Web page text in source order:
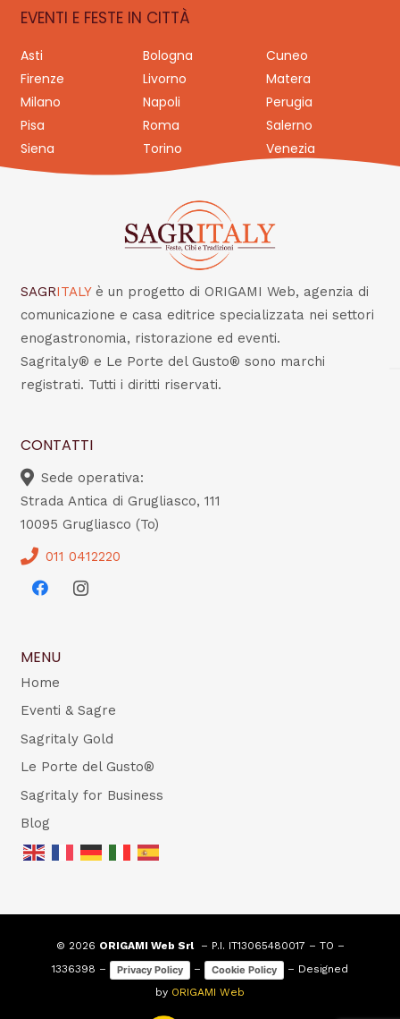
EVENTI E FESTE IN CITTÀ
Asti Bologna
Cuneo
Firenze
Livorno
Matera
Milano
Napoli
Perugia
Pisa
Roma
Salerno
Siena
Torino Venezia
SAGRITALY è un progetto di ORIGAMI Web, agenzia di
comunicazione e casa editrice specializzata nei settori
enogastronomia, ristorazione ed eventi.
Sagritaly® e Le Porte del Gusto® sono marchi
registrati. Tutti i diritti riservati.
CONTATTI
Sede operativa:
Strada Antica di Grugliasco, 111
10095 Grugliasco (To)
011 0412220
MENU
Home
Eventi & Sagre
Sagritaly Gold
Le Porte del Gusto®
Sagritaly for Business
Blog
© 2026 ORIGAMI Web Srl– P.I. IT13065480017 – TO –
1336398 –
Privacy Policy – Cookie Policy
– Designed
by ORIGAMI Web